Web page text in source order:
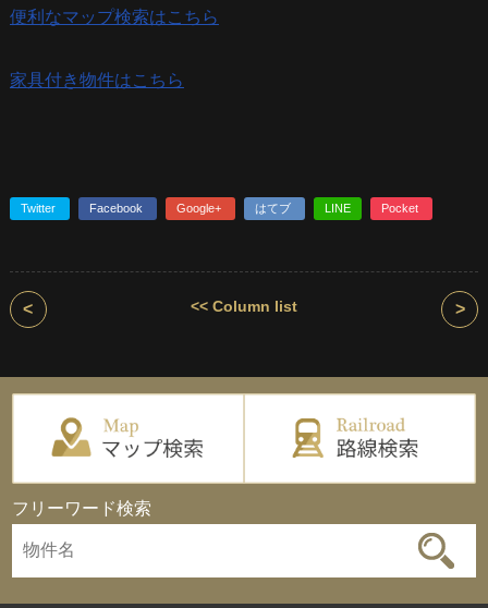
便利なマップ検索はこちら
家具付き物件はこちら
Twitter Facebook Google+ はてブ LINE Pocket
< << Column list >
フリーワード検索